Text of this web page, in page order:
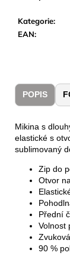
Kategorie:
EAN:
POPIS
Mikina s
elastické s
sublimovaný
Zip do
Otvor
Přední
Volnost
90 %
ML
899
Kč